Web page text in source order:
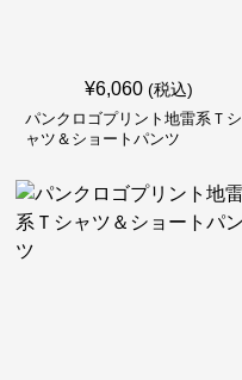
¥6,060 (税込)
パンクロゴプリント地雷系Ｔシ
ャツ＆ショートパンツ